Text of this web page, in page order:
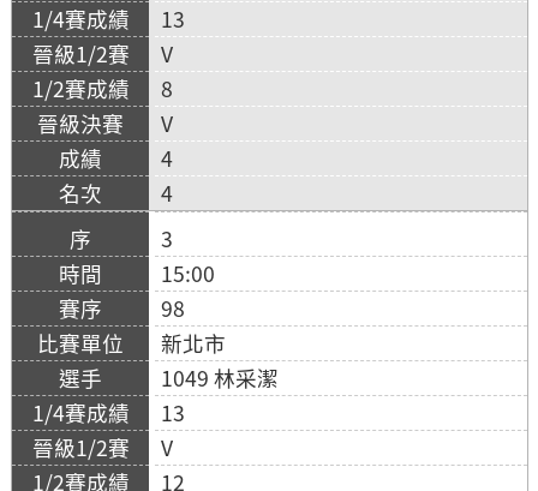
13
V
8
V
4
4
3
15:00
98
新北市
1049 林采潔
13
V
12